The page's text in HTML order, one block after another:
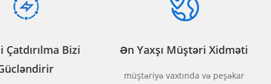
Çatdırılma Bizi
Ən Yaxşı Müştəri Xidməti
müştəriyə vaxtında və peşəkar